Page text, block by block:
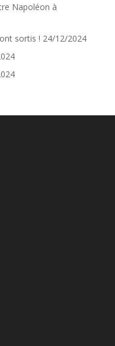
Napoléon à
sortis ! 24/12/2024